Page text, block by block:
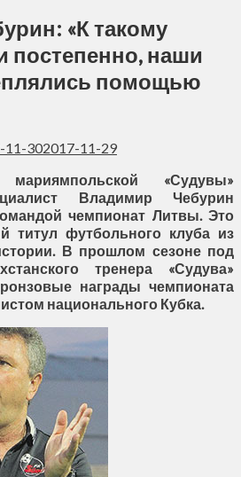
«К такому
постепенно, наши
помощью
11-302017-11-29
«Судувы»
Владимир Чебурин
чемпионат Литвы. Это
титул футбольного клуба из
В прошлом сезоне под
тренера «Судува»
награды чемпионата
национального Кубка.